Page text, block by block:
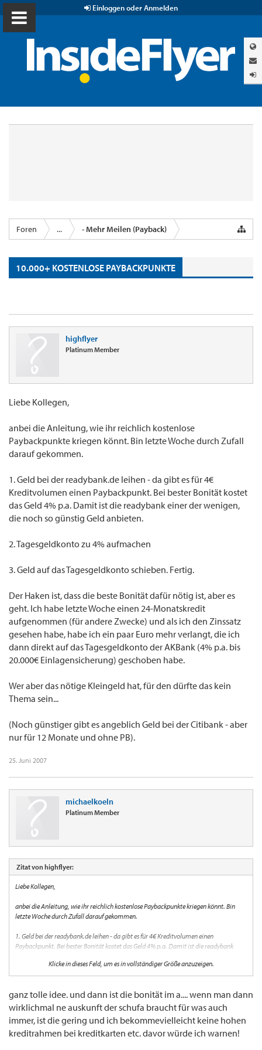
Einloggen oder Anmelden
Foren ... - Mehr Meilen (Payback)
10.000+ KOSTENLOSE PAYBACKPUNKTE
highflyer
Platinum Member
Liebe Kollegen,
anbei die Anleitung, wie ihr reichlich kostenlose
Paybackpunkte kriegen könnt. Bin letzte Woche durch Zufall
darauf gekommen.
1. Geld bei der readybank.de leihen - da gibt es für 4€
Kreditvolumen einen Paybackpunkt. Bei bester Bonität kostet
das Geld 4% p.a. Damit ist die readybank einer der wenigen,
die noch so günstig Geld anbieten.
2. Tagesgeldkonto zu 4% aufmachen
3. Geld auf das Tagesgeldkonto schieben. Fertig.
Der Haken ist, dass die beste Bonität dafür nötig ist, aber es
geht. Ich habe letzte Woche einen 24-Monatskredit
aufgenommen (für andere Zwecke) und als ich den Zinssatz
gesehen habe, habe ich ein paar Euro mehr verlangt, die ich
dann direkt auf das Tagesgeldkonto der AKBank (4% p.a. bis
20.000€ Einlagensicherung) geschoben habe.
Wer aber das nötige Kleingeld hat, für den dürfte das kein
Thema sein...
(Noch günstiger gibt es angeblich Geld bei der Citibank - aber
nur für 12 Monate und ohne PB).
25. Juni 2007
michaelkoeln
Platinum Member
Zitat von highflyer:
Liebe Kollegen,
anbei die Anleitung, wie ihr reichlich kostenlose Paybackpunkte kriegen könnt. Bin
letzte Woche durch Zufall darauf gekommen.
1. Geld bei der readybank.de leihen - da gibt es für 4€ Kreditvolumen einen
Paybackpunkt. Bei bester Bonität kostet das Geld 4% p.a. Damit ist die readybank
2. Tagesgeldkonto zu 4% aufmachen
3. Geld auf das Tagesgeldkonto schieben. Fertig.
Der Haken ist, dass die beste Bonität dafür nötig ist, aber es geht. Ich habe letzte
Woche einen 24-Monatskredit aufgenommen (für andere Zwecke) und als ich den
Zinssatz gesehen habe, habe ich ein paar Euro mehr verlangt, die ich dann direkt auf
Klicke in dieses Feld, um es in vollständiger Größe anzuzeigen.
ganz tolle idee. und dann ist die bonität im a.... wenn man dann
wirklichmal ne auskunft der schufa braucht für was auch
immer, ist die gering und ich bekommevielleicht keine hohen
kreditrahmen bei kreditkarten etc. davor würde ich warnen!